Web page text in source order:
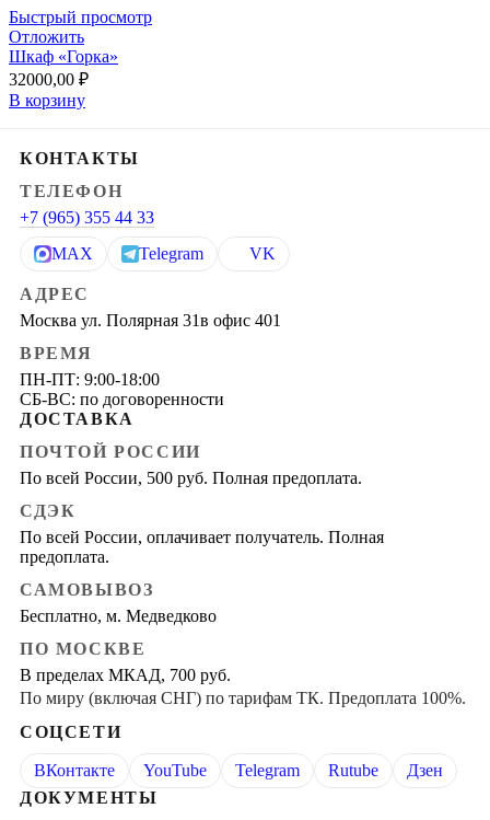
Быстрый просмотр
Отложить
Шкаф «Горка»
32000,00 ₽
В корзину
КОНТАКТЫ
ТЕЛЕФОН
+7 (965) 355 44 33
MAX
Telegram VK
АДРЕС
Москва ул. Полярная 31в офис 401
ВРЕМЯ
ПН-ПТ: 9:00-18:00
СБ-ВС: по договоренности
ДОСТАВКА
ПОЧТОЙ РОССИИ
По всей России, 500 руб. Полная предоплата.
СДЭК
По всей России, оплачивает получатель. Полная
предоплата.
САМОВЫВОЗ
Бесплатно, м. Медведково
ПО МОСКВЕ
В пределах МКАД, 700 руб.
По миру (включая СНГ) по тарифам ТК. Предоплата 100%.
СОЦСЕТИ
ВКонтакте YouTube Telegram Rutube
Дзен
ДОКУМЕНТЫ